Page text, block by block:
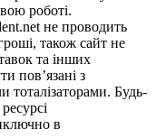
роботі.
не проводить
також сайт не
та інших
пов’язані з
тоталізаторами. Будь-
в